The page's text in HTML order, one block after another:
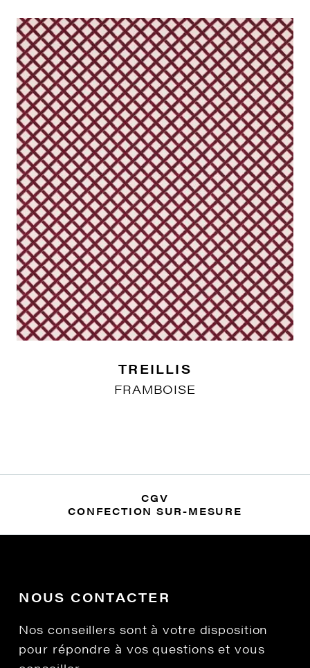
TREILLIS
FRAMBOISE
CGV
CONFECTION SUR-MESURE
NOUS CONTACTER
Nos conseillers sont à votre disposition
pour répondre à vos questions et vous